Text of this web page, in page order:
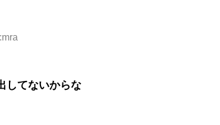
してないからな